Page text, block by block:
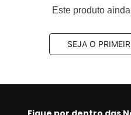
Este produto
SEJA O